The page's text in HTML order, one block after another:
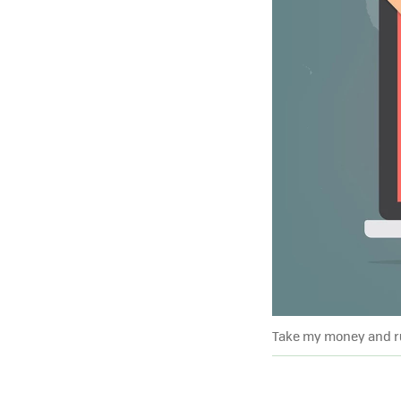
Take my money and